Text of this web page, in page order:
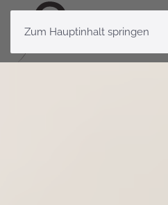
Zum Hauptinhalt springen